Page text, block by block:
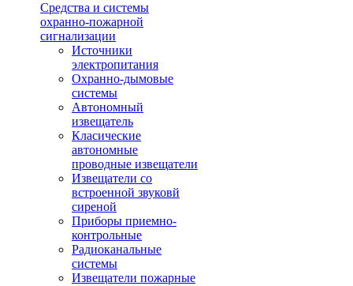
Средства и системы
охранно-пожарной
сигнализации
Источники
электропитания
Охранно-дымовые
системы
Автономный
извещатель
Класические
автономные
проводные извещатели
Извещатели со
встроенной звуковй
сиреной
Приборы приемно-
контрольные
Радиоканальные
системы
Извещатели пожарные